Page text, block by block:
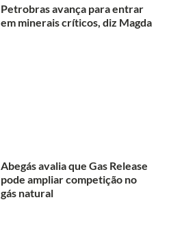
Petrobras avança para entrar
em minerais críticos, diz Magda
Abegás avalia que Gas Release
pode ampliar competição no
gás natural